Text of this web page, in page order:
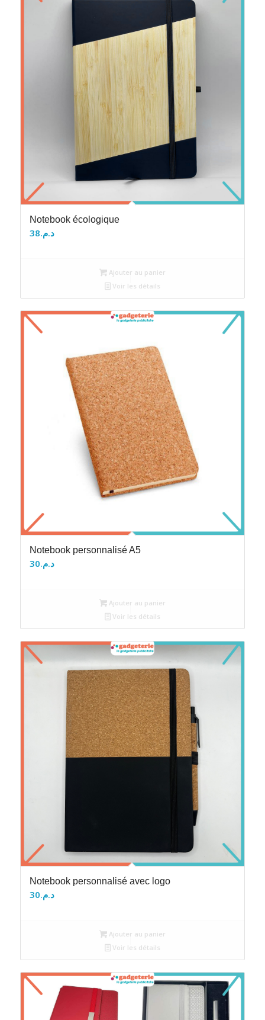
Notebook écologique
د.م.38
Ajouter au panier
Voir les détails
Notebook personnalisé A5
د.م.30
Ajouter au panier
Voir les détails
Notebook personnalisé avec logo
د.م.30
Ajouter au panier
Voir les détails